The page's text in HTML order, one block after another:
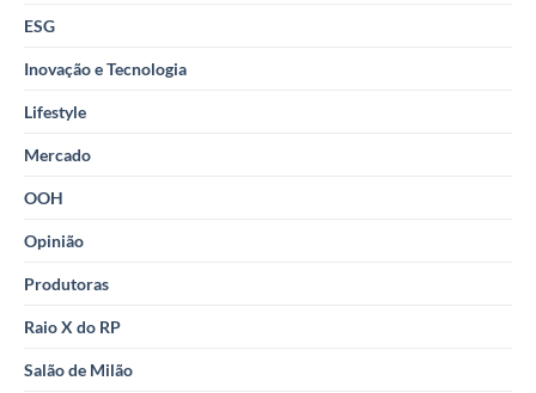
ESG
Inovação e Tecnologia
Lifestyle
Mercado
OOH
Opinião
Produtoras
Raio X do RP
Salão de Milão